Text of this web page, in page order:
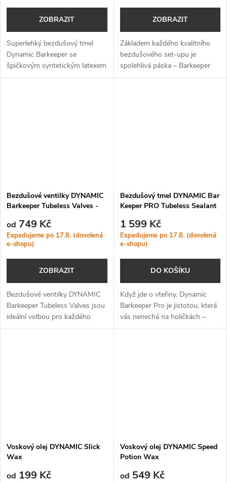
ZOBRAZIT
Superlehký bezdušový tmel
Dynamic Barkeeper se
špičkovým syntetickým latexem
s Hi-Tec vlákny chrání proti
ZOBRAZIT
Základem každého kvalitního
bezdušového set-upu je
spolehlivá páska – Barkeeper
Tubeless Tape poskytne
Bezdušové ventilky DYNAMIC
Barkeeper Tubeless Valves -
od 749 Kč
Expedujeme po 17.8. (dovolená
e-shopu)
ZOBRAZIT
Bezdušové ventilky DYNAMIC
Barkeeper Tubeless Valves jsou
ideální volbou pro každého
cyklistu, který hledá spolehlivé a
Bezdušový tmel DYNAMIC Bar
Keeper PRO Tubeless Sealant
1 599 Kč
Expedujeme po 17.8. (dovolená
e-shopu)
DO KOŠÍKU
Když jde o vteřiny, Dynamic
Barkeeper Pro je jistotou, která
vás nenechá na holičkách –
extrémně rychlý tmel, který
Voskový olej DYNAMIC Slick
Wax
od 199 Kč
Voskový olej DYNAMIC Speed
Potion Wax
od 549 Kč